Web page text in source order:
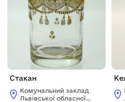
Стакан
Комунальний заклад
Львівської обласної